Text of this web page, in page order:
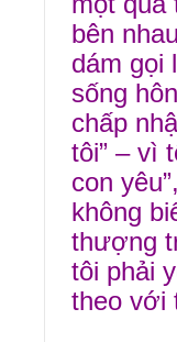
bên
dám gọi
sống
chấp
tôi” – vì
con
không
thượng
tôi phải
theo với